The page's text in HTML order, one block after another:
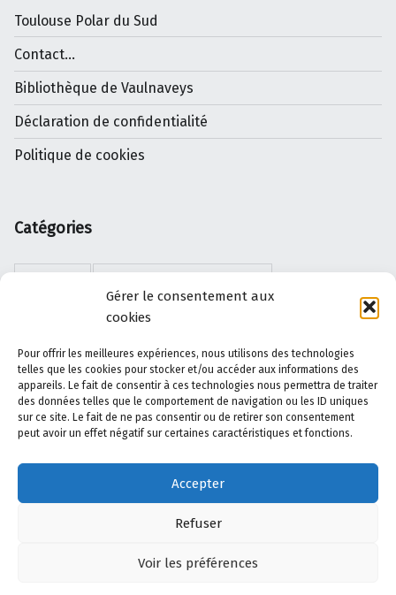
Gérer le consentement aux
cookies
Pour offrir les meilleures expériences, nous utilisons des technologies
telles que les cookies pour stocker et/ou accéder aux informations des
appareils. Le fait de consentir à ces technologies nous permettra de traiter
des données telles que le comportement de navigation ou les ID uniques
sur ce site. Le fait de ne pas consentir ou de retirer son consentement
peut avoir un effet négatif sur certaines caractéristiques et fonctions.
Accepter
Refuser
Voir les préférences
Toulouse Polar du Sud
Contact...
Bibliothèque de Vaulnaveys
Déclaration de confidentialité
Politique de cookies
Catégories
JEUX DE DAMES
LES DISPARUS DES THERMES LIVRES
NOUVELLES OISEAUX PAYSAGES
SCÉNARIOS WORDPRESS ÉCRITS